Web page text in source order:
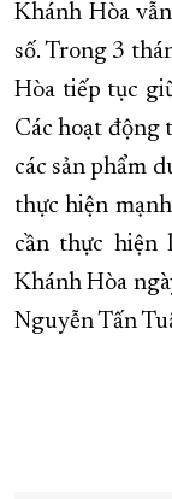
Khánh Hòa
số. Trong 3
Hòa tiếp tục
Các hoạt động
các sản phẩm
thực hiện
cần thực hiện
Khánh Hòa
Nguyễn Tấn